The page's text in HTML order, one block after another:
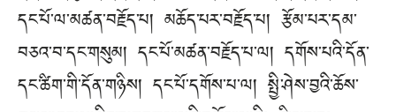
དང་པོ་ལ་མཚན་བརྗོད་པ། མཆོད་པར་བརྗོད་པ། རྩོམ་པར་དམ་
བཅའ་བ་དང་གསུམ། དང་པོ་མཚན་བརྗོད་པ་ལ། དགོས་པའི་དོན་
དང་ཚིག་གི་དོན་གཉིས། དང་པོ་དགོས་པ་ལ། སྤྱི་ཤེས་བྱའི་ཆོས་